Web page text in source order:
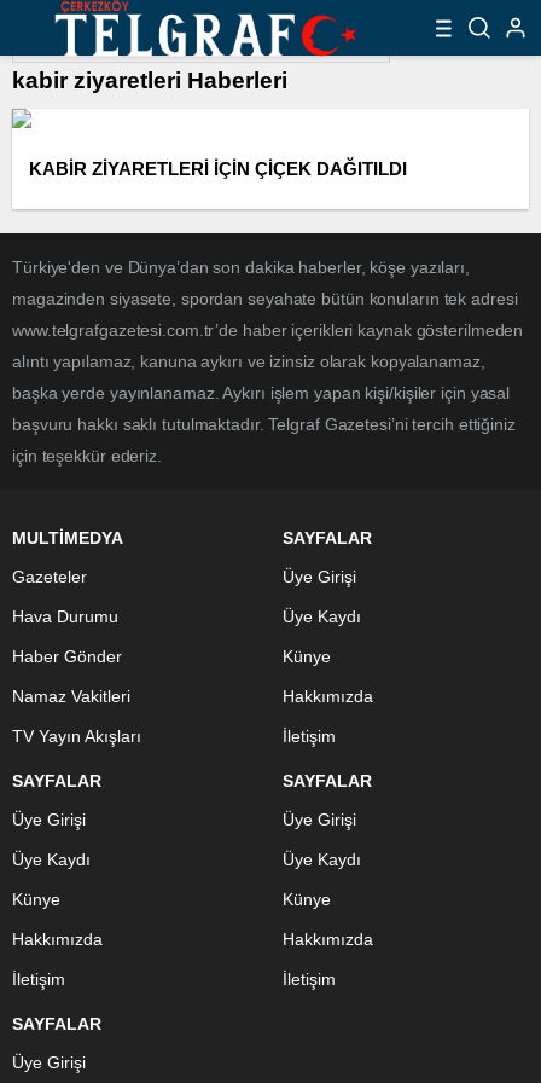
kabir ziyaretleri Haberleri
KABİR ZİYARETLERİ İÇİN ÇİÇEK DAĞITILDI
Türkiye'den ve Dünya’dan son dakika haberler, köşe yazıları,
magazinden siyasete, spordan seyahate bütün konuların tek adresi
www.telgrafgazetesi.com.tr’de haber içerikleri kaynak gösterilmeden
alıntı yapılamaz, kanuna aykırı ve izinsiz olarak kopyalanamaz,
başka yerde yayınlanamaz. Aykırı işlem yapan kişi/kişiler için yasal
başvuru hakkı saklı tutulmaktadır. Telgraf Gazetesi’ni tercih ettiğiniz
için teşekkür ederiz.
MULTİMEDYA
Gazeteler
Hava Durumu
Haber Gönder
Namaz Vakitleri
TV Yayın Akışları
SAYFALAR
Üye Girişi
Üye Kaydı
Künye
Hakkımızda
İletişim
SAYFALAR
Üye Girişi
Üye Kaydı
Künye
Hakkımızda
İletişim
SAYFALAR
Üye Girişi
Üye Kaydı
Künye
Hakkımızda
İletişim
SAYFALAR
Üye Girişi